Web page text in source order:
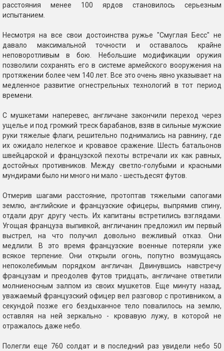
расстояния менее 100 ярдов становилось серьезным
испытанием.
Несмотря на все свои достоинства ружье "Смуглая Бесс" не
давало максимальной точности и оставалось крайне
неповоротливым в бою. Небольшие модификации оружия
позволили сохранять его в системе армейского вооружения на
протяжении более чем 140 лет. Все это очень явно указывает на
медленное развитие огнестрельных технологий в тот период
времени.
С мушкетами наперевес, англичане закончили переход через
ущелье и под громкий треск барабанов, взяв в сильные мужские
руки тяжелые флаги, решительно поднимались на равнину, где
их ожидало нелегкое и кровавое сражение. Шесть батальонов
швейцарской и французской пехоты встречали их как равных,
достойных противников. Между светло-голубыми и красными
мундирами было ни много ни мало - шестьдесят футов.
Отмерив шагами расстояние, протоптав тяжелыми сапогами
землю, английские и французские офицеры, выпрямив спину,
отдали друг другу честь. Их капитаны встретились взглядами.
Угощая француза выпивкой, англичанин предложил им первый
выстрел, на что получил довольно вежливый отказ. Они
медлили. В это время французские военные потеряли уже
всякое терпение. Они открыли огонь, попутно возмущаясь
непоколебимым порядком англичан. Двинувшись навстречу
французам и преодолев футов тридцать, англичане ответили
молниеносным залпом из своих мушкетов. Еще минуту назад,
уважаемый французский офицер вел разговор с противником, а
секундой позже его бездыханное тело повалилось на землю,
оставляя на ней зеркально - кровавую лужу, в которой не
отражалось даже небо.
Полегли еще 760 солдат и в последний раз увидели небо 50